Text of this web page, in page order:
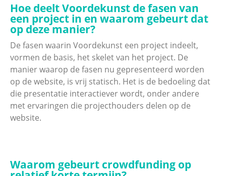
Hoe deelt Voordekunst de fasen van
een project in en waarom gebeurt dat
op deze manier?
De fasen waarin Voordekunst een project indeelt,
vormen de basis, het skelet van het project. De
manier waarop de fasen nu gepresenteerd worden
op de website, is vrij statisch. Het is de bedoeling dat
die presentatie interactiever wordt, onder andere
met ervaringen die projecthouders delen op de
website.
Waarom gebeurt crowdfunding op